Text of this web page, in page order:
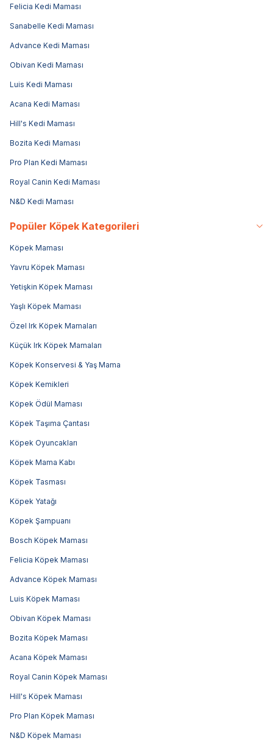
Felicia Kedi Maması
Sanabelle Kedi Maması
Advance Kedi Maması
Obivan Kedi Maması
Luis Kedi Maması
Acana Kedi Maması
Hill's Kedi Maması
Bozita Kedi Maması
Pro Plan Kedi Maması
Royal Canin Kedi Maması
N&D Kedi Maması
Popüler Köpek Kategorileri
Köpek Maması
Yavru Köpek Maması
Yetişkin Köpek Maması
Yaşlı Köpek Maması
Özel Irk Köpek Mamaları
Küçük Irk Köpek Mamaları
Köpek Konservesi & Yaş Mama
Köpek Kemikleri
Köpek Ödül Maması
Köpek Taşıma Çantası
Köpek Oyuncakları
Köpek Mama Kabı
Köpek Tasması
Köpek Yatağı
Köpek Şampuanı
Bosch Köpek Maması
Felicia Köpek Maması
Advance Köpek Maması
Luis Köpek Maması
Obivan Köpek Maması
Bozita Köpek Maması
Acana Köpek Maması
Royal Canin Köpek Maması
Hill's Köpek Maması
Pro Plan Köpek Maması
N&D Köpek Maması